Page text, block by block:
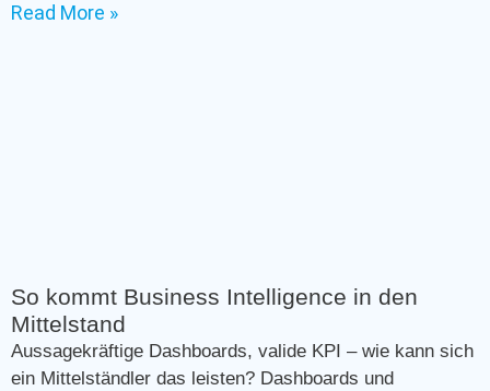
Read More »
So kommt Business Intelligence in den
Mittelstand
Aussagekräftige Dashboards, valide KPI – wie kann sich
ein Mittelständler das leisten? Dashboards und